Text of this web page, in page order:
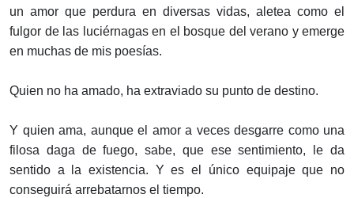
un amor que perdura en diversas vidas, aletea como el
fulgor de las luciérnagas en el bosque del verano y emerge
en muchas de mis poesías.
Quien no ha amado, ha extraviado su punto de destino.
Y quien ama, aunque el amor a veces desgarre como una
filosa daga de fuego, sabe, que ese sentimiento, le da
sentido a la existencia. Y es el único equipaje que no
conseguirá arrebatarnos el tiempo.